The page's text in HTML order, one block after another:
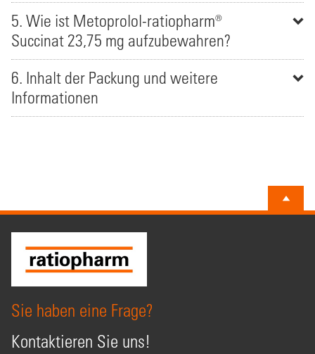
5. Wie ist Metoprolol-ratiopharm®
Succinat 23,75 mg aufzubewahren?
6. Inhalt der Packung und weitere
Informationen
Sie haben eine Frage?
Kontaktieren Sie uns!